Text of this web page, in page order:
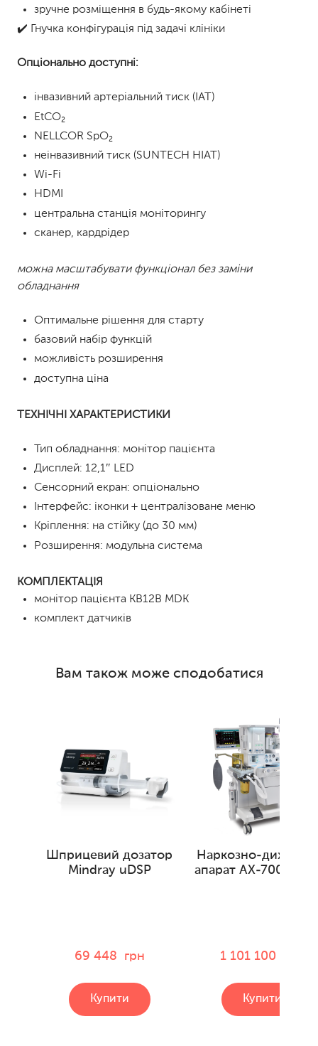
зручне розміщення в будь-якому кабінеті
✔️ Гнучка конфігурація під задачі клініки
Опціонально доступні:
інвазивний артеріальний тиск (ІАТ)
EtCO₂
NELLCOR SpO₂
неінвазивний тиск (SUNTECH НІАТ)
Wi-Fi
HDMI
центральна станція моніторингу
сканер, кардрідер
можна масштабувати функціонал без заміни
обладнання
Оптимальне рішення для старту
базовий набір функцій
можливість розширення
доступна ціна
ТЕХНІЧНІ ХАРАКТЕРИСТИКИ
Тип обладнання: монітор пацієнта
Дисплей: 12,1″ LED
Сенсорний екран: опціонально
Інтерфейс: іконки + централізоване меню
Кріплення: на стійку (до 30 мм)
Розширення: модульна система
КОМПЛЕКТАЦІЯ
монітор пацієнта KB12B MDK
комплект датчиків
Вам також може сподобатися
Шприцевий дозатор
Mindray uDSP
69 448  грн
Купити
Наркозно-
апарат AX-700
1 101 100  грн
Купити